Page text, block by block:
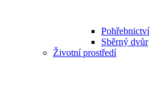
Pohřebnictví
Sběrný dvůr
Životní prostředí